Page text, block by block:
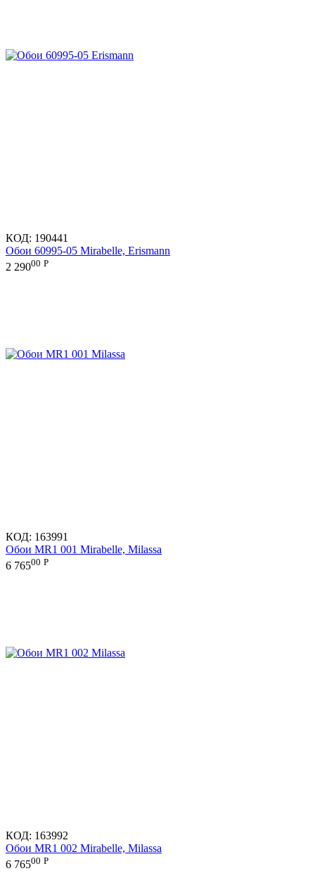
КОД: 190441
Обои 60995-05 Mirabelle, Erismann
2 29000 Р
КОД: 163991
Обои MR1 001 Mirabelle, Milassa
6 76500 Р
КОД: 163992
Обои MR1 002 Mirabelle, Milassa
6 76500 Р